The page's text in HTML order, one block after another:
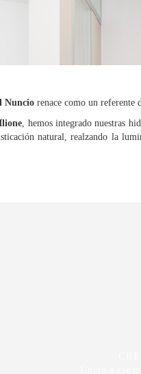
Nuncio renace como un
, hemos integrado nuestras
natural, realzando la